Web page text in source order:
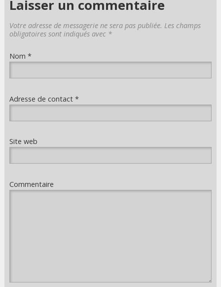
Laisser un commentaire
Votre adresse de messagerie ne sera pas publiée. Les champs
obligatoires sont indiqués avec *
Nom *
Adresse de contact *
Site web
Commentaire